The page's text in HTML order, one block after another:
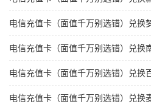
电信充值卡（面值千万别选错）兑换
电信充值卡（面值千万别选错）兑换
电信充值卡（面值千万别选错）兑换
电信充值卡（面值千万别选错）兑换